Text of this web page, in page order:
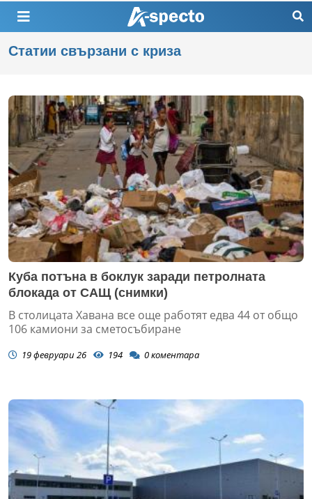
Статии свързани с криза
Куба потъна в боклук заради петролната
блокада от САЩ (снимки)
В столицата Хавана все още работят едва 44 от общо
106 камиони за сметосъбиране
19 февруари 26 194 0коментара